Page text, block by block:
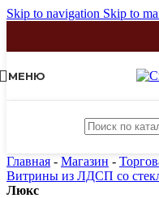
Skip to navigation Skip to
МЕНЮ
Главная - Магазин -
Витрины из ЛДСП со
Люкс